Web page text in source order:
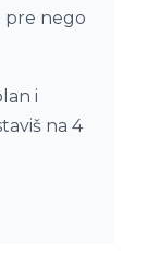
pre nego
i
na 4